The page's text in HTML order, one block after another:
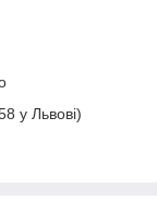
у Львові)